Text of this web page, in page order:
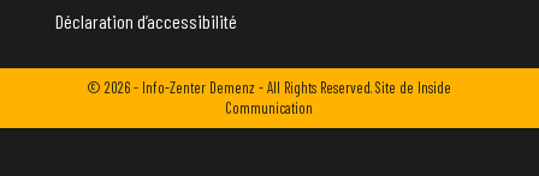
Déclaration d’accessibilité
© 2026 - Info-Zenter Demenz - All Rights Reserved. Site de Inside
Communication